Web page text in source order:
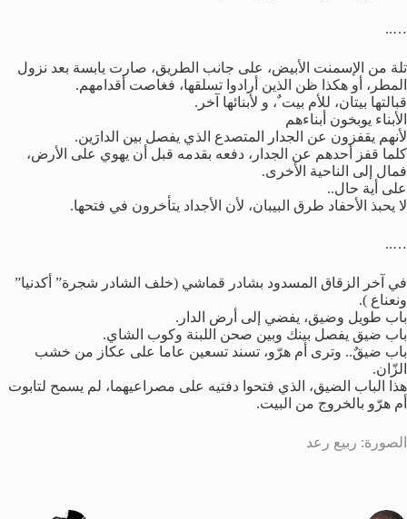
…..
تلة من الإسمنت الأبيض، على جانب الطريق، صارت يابسة بعد نزول
المطر، أو هكذا ظن الذين أرادوا تسلقها، فغاصت أقدامهم.
قبالتها بيتان، للأم بيت ٌ، و لأبنائها آخر.
الأبناء يوبخون أبناءهم
لأنهم يقفزون عن الجدار المتصدع الذي يفصل بين الدارَين.
كلما قفز أحدهم عن الجدار، دفعه بقدمه قبل أن يهوي على الأرض،
فمال إلى الناحية الأخرى.
على أية حال..
لا يحبذ الأحفاد طرق البيبان، لأن الأجداد يتأخرون في فتحها.
…..
في آخر الزقاق المسدود بشادر قماشي (خلف الشادر شجرة” أكدنيا”
ونعناع ).
باب طويل وضيق، يفضي إلى أرض الدار.
باب ضيق يفصل بينك وبين صحن اللبنة وكوب الشاي.
باب ضيقٌ.. وترى أم هرّو، تسند تسعين عاما على عكاز من خشب
الزّان.
هذا الباب الضيق، الذي فتحوا دفتيه على مصراعيهما، لم يسمح لتابوت
أم هرّو بالخروج من البيت.
الصورة: ربيع رعد